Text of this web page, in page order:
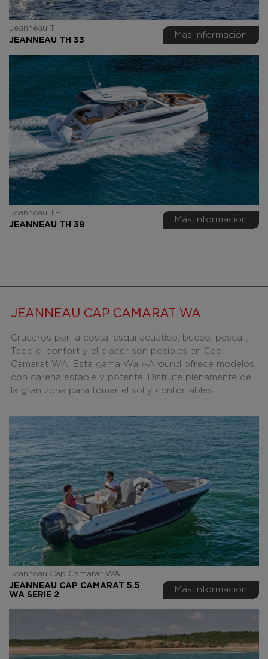
Jeanneau TH
JEANNEAU TH 33
Más información
Jeanneau TH
JEANNEAU TH 38
Más información
JEANNEAU CAP CAMARAT WA
Cruceros por la costa, esquí acuático, buceo, pesca...
Todo el confort y el placer son posibles en Cap
Camarat WA. Esta gama Walk-Around ofrece modelos
con carena estable y potente. Disfrute plenamente de
la gran zona para tomar el sol y confortables...
Jeanneau Cap Camarat WA
JEANNEAU CAP CAMARAT 5.5
WA SERIE 2
Más información